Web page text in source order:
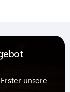
unsere